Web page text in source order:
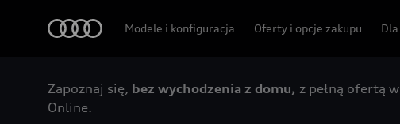
Modele i konfiguracja Oferty i opcje zakupu
Zapoznaj się, bez wychodzenia z domu, z pełną ofertą
Online.